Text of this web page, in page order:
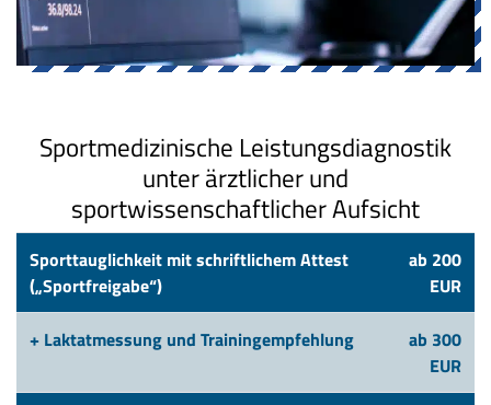
Sportmedizinische Leistungsdiagnostik
unter ärztlicher und
sportwissenschaftlicher Aufsicht
Sporttauglichkeit mit schriftlichem Attest
(„Sportfreigabe“)
ab 200
EUR
+ Laktatmessung und Trainingempfehlung
ab 300
EUR